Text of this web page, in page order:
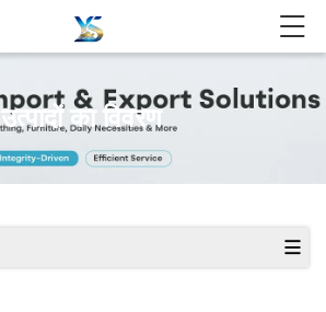
उत्पादों का विवरण